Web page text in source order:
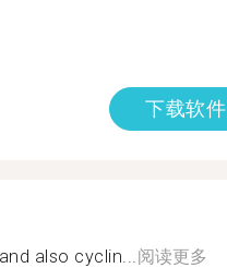
下载软件
also cyclin...阅读更多